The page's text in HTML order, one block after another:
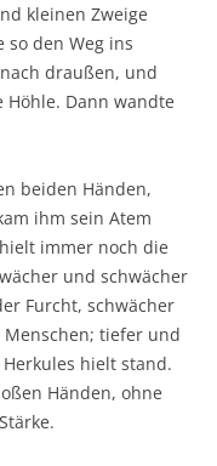
kleinen Zweige
den Weg ins
draußen, und
Dann wandte
beiden Händen,
ihm sein Atem
immer noch die
und schwächer
Furcht, schwächer
tiefer und
hielt stand.
Händen, ohne